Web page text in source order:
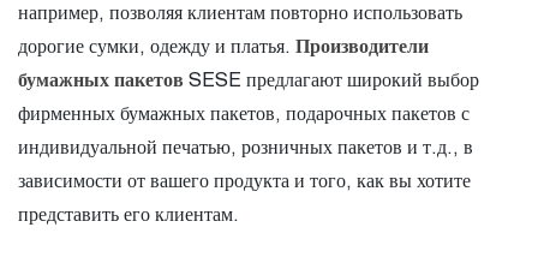
например, позволяя клиентам повторно использовать
дорогие сумки, одежду и платья. Производители
бумажных пакетов SESE предлагают широкий выбор
фирменных бумажных пакетов, подарочных пакетов с
индивидуальной печатью, розничных пакетов и т.д., в
зависимости от вашего продукта и того, как вы хотите
представить его клиентам.